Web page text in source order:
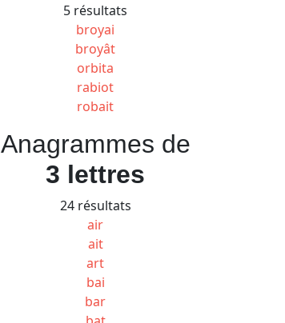
5 résultats
broyai
broyât
orbita
rabiot
robait
Anagrammes de
3 lettres
24 résultats
air
ait
art
bai
bar